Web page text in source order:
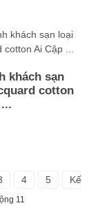
khách sạn
cotton
4 5
Kế
11